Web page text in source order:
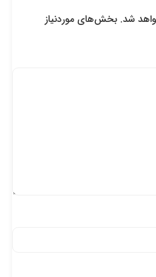
شد. بخش‌های موردنیاز